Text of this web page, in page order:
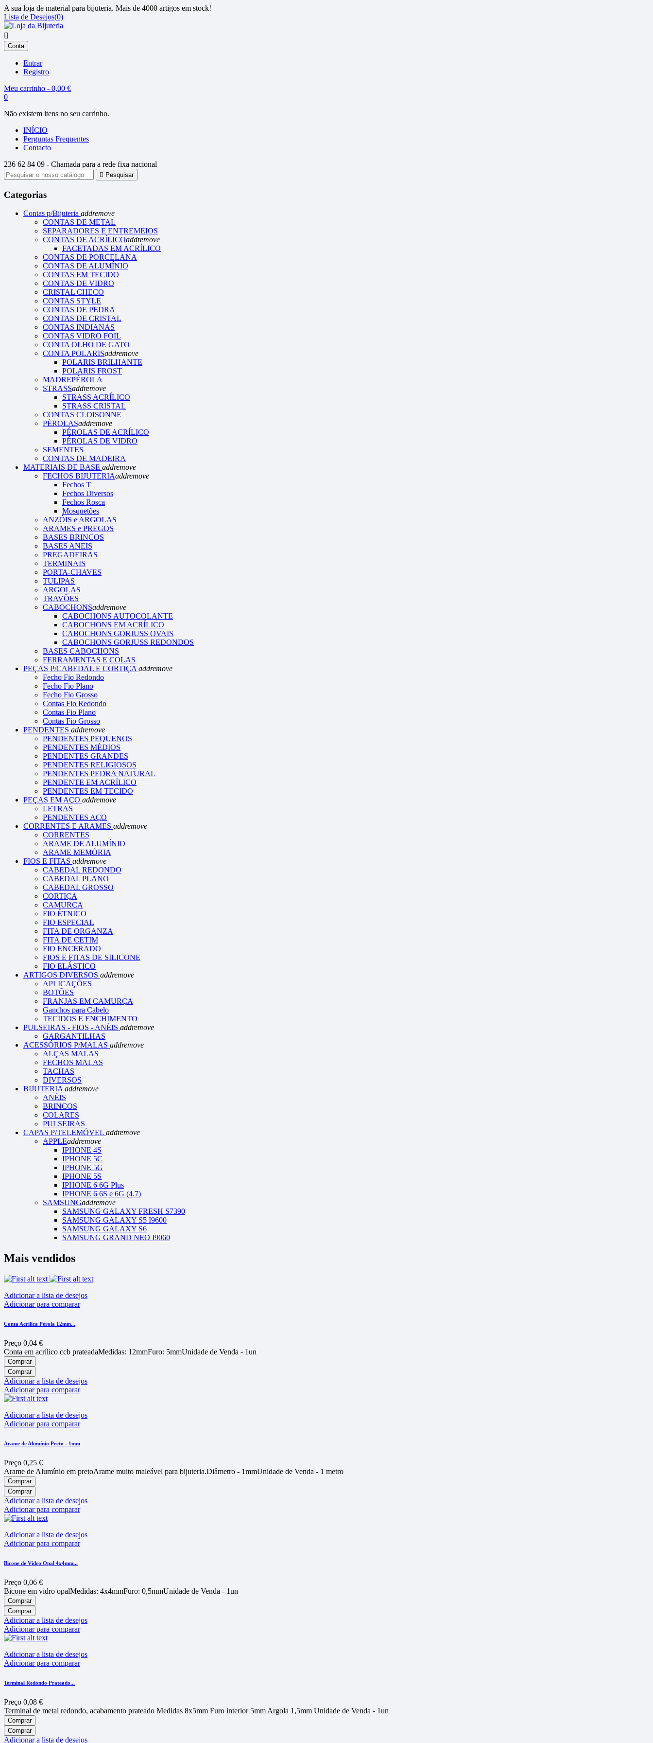
A sua loja de material para bijuteria. Mais de 4000 artigos em stock!
Lista de Desejos(0)

Conta
Entrar
Registro
Meu carrinho - 0,00 €
0
Não existem itens no seu carrinho.
INÍCIO
Perguntas Frequentes
Contacto
236 62 84 09 - Chamada para a rede fixa nacional
 Pesquisar
Categorias
Contas p/Bijuteria addremove
CONTAS DE METAL
SEPARADORES E ENTREMEIOS
CONTAS DE ACRÍLICOaddremove
FACETADAS EM ACRÍLICO
CONTAS DE PORCELANA
CONTAS DE ALUMÍNIO
CONTAS EM TECIDO
CONTAS DE VIDRO
CRISTAL CHECO
CONTAS STYLE
CONTAS DE PEDRA
CONTAS DE CRISTAL
CONTAS INDIANAS
CONTAS VIDRO FOIL
CONTA OLHO DE GATO
CONTA POLARISaddremove
POLARIS BRILHANTE
POLARIS FROST
MADREPÉROLA
STRASSaddremove
STRASS ACRÍLICO
STRASS CRISTAL
CONTAS CLOISONNE
PÉROLASaddremove
PÉROLAS DE ACRÍLICO
PÉROLAS DE VIDRO
SEMENTES
CONTAS DE MADEIRA
MATERIAIS DE BASE addremove
FECHOS BIJUTERIAaddremove
Fechos T
Fechos Diversos
Fechos Rosca
Mosquetões
ANZÓIS e ARGOLAS
ARAMES e PREGOS
BASES BRINCOS
BASES ANEIS
PREGADEIRAS
TERMINAIS
PORTA-CHAVES
TULIPAS
ARGOLAS
TRAVÕES
CABOCHONSaddremove
CABOCHONS AUTOCOLANTE
CABOCHONS EM ACRÍLICO
CABOCHONS GORJUSS OVAIS
CABOCHONS GORJUSS REDONDOS
BASES CABOCHONS
FERRAMENTAS E COLAS
PEÇAS P/CABEDAL E CORTIÇA addremove
Fecho Fio Redondo
Fecho Fio Plano
Fecho Fio Grosso
Contas Fio Redondo
Contas Fio Plano
Contas Fio Grosso
PENDENTES addremove
PENDENTES PEQUENOS
PENDENTES MÉDIOS
PENDENTES GRANDES
PENDENTES RELIGIOSOS
PENDENTES PEDRA NATURAL
PENDENTE EM ACRÍLICO
PENDENTES EM TECIDO
PEÇAS EM AÇO addremove
LETRAS
PENDENTES AÇO
CORRENTES E ARAMES addremove
CORRENTES
ARAME DE ALUMÍNIO
ARAME MEMÓRIA
FIOS E FITAS addremove
CABEDAL REDONDO
CABEDAL PLANO
CABEDAL GROSSO
CORTIÇA
CAMURÇA
FIO ÉTNICO
FIO ESPECIAL
FITA DE ORGANZA
FITA DE CETIM
FIO ENCERADO
FIOS E FITAS DE SILICONE
FIO ELÁSTICO
ARTIGOS DIVERSOS addremove
APLICAÇÕES
BOTÕES
FRANJAS EM CAMURÇA
Ganchos para Cabelo
TECIDOS E ENCHIMENTO
PULSEIRAS - FIOS - ANÉIS addremove
GARGANTILHAS
ACESSÓRIOS P/MALAS addremove
ALÇAS MALAS
FECHOS MALAS
TACHAS
DIVERSOS
BIJUTERIA addremove
ANÉIS
BRINCOS
COLARES
PULSEIRAS
CAPAS P/TELEMÓVEL addremove
APPLEaddremove
IPHONE 4S
IPHONE 5C
IPHONE 5G
IPHONE 5S
IPHONE 6 6G Plus
IPHONE 6 6S e 6G (4.7)
SAMSUNGaddremove
SAMSUNG GALAXY FRESH S7390
SAMSUNG GALAXY S5 I9600
SAMSUNG GALAXY S6
SAMSUNG GRAND NEO I9060
Mais vendidos
Adicionar a lista de desejos
Adicionar para comparar
Conta Acrílica Pérola 12mm...
Preço 0,04 €
Conta em acrí­lico ccb prateadaMedidas: 12mmFuro: 5mmUnidade de Venda - 1un
Comprar
Comprar
Adicionar a lista de desejos
Adicionar para comparar
Adicionar a lista de desejos
Adicionar para comparar
Arame de Alumí­nio Preto - 1mm
Preço 0,25 €
Arame de Alumínio em pretoArame muito maleável para bijuteria.Diâmetro - 1mmUnidade de Venda - 1 metro
Comprar
Comprar
Adicionar a lista de desejos
Adicionar para comparar
Adicionar a lista de desejos
Adicionar para comparar
Bicone de Vidro Opal 4x4mm...
Preço 0,06 €
Bicone em vidro opalMedidas: 4x4mmFuro: 0,5mmUnidade de Venda - 1un
Comprar
Comprar
Adicionar a lista de desejos
Adicionar para comparar
Adicionar a lista de desejos
Adicionar para comparar
Terminal Redondo Prateado...
Preço 0,08 €
Terminal de metal redondo, acabamento prateado Medidas 8x5mm Furo interior 5mm Argola 1,5mm Unidade de Venda - 1un
Comprar
Comprar
Adicionar a lista de desejos